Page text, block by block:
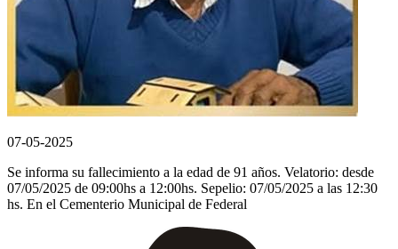
07-05-2025
Se informa su fallecimiento a la edad de 91 años. Velatorio: desde
07/05/2025 de 09:00hs a 12:00hs. Sepelio: 07/05/2025 a las 12:30
hs. En el Cementerio Municipal de Federal